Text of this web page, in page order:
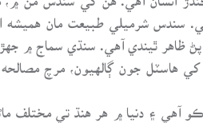
سندس شرميلي طبيعت مان
ظاهر ٿيندي آهي. سنڌي سماج ۾
هاسٽل جون ڳالهيون، مرچ
آهي ۽ دنيا ۾ هر هنڌ تي مختلف